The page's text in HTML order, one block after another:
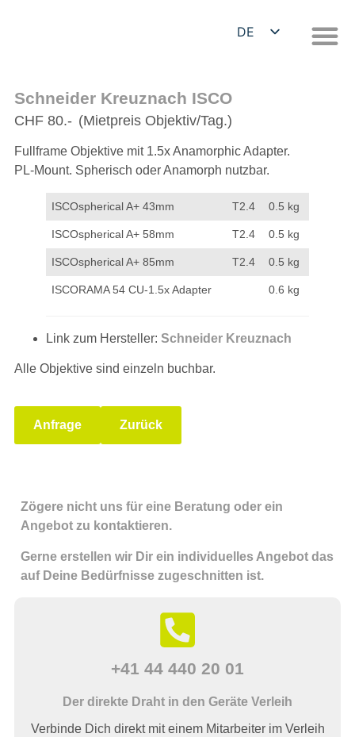
DE
Schneider Kreuznach ISCO
CHF 80.- (Mietpreis Objektiv/Tag.)
Fullframe Objektive mit 1.5x Anamorphic Adapter.
PL-Mount. Spherisch oder Anamorph nutzbar.
ISCOspherical A+ 43mm T2.4 0.5 kg
ISCOspherical A+ 58mm T2.4 0.5 kg
ISCOspherical A+ 85mm T2.4 0.5 kg
ISCORAMA 54 CU-1.5x Adapter 0.6 kg
Link zum Hersteller: Schneider Kreuznach
Alle Objektive sind einzeln buchbar.
Anfrage Zurück
Zögere nicht uns für eine Beratung oder ein
Angebot zu kontaktieren.
Gerne erstellen wir Dir ein individuelles Angebot das
auf Deine Bedürfnisse zugeschnitten ist.
+41 44 440 20 01
Der direkte Draht in den Geräte Verleih
Verbinde Dich direkt mit einem Mitarbeiter im Verleih